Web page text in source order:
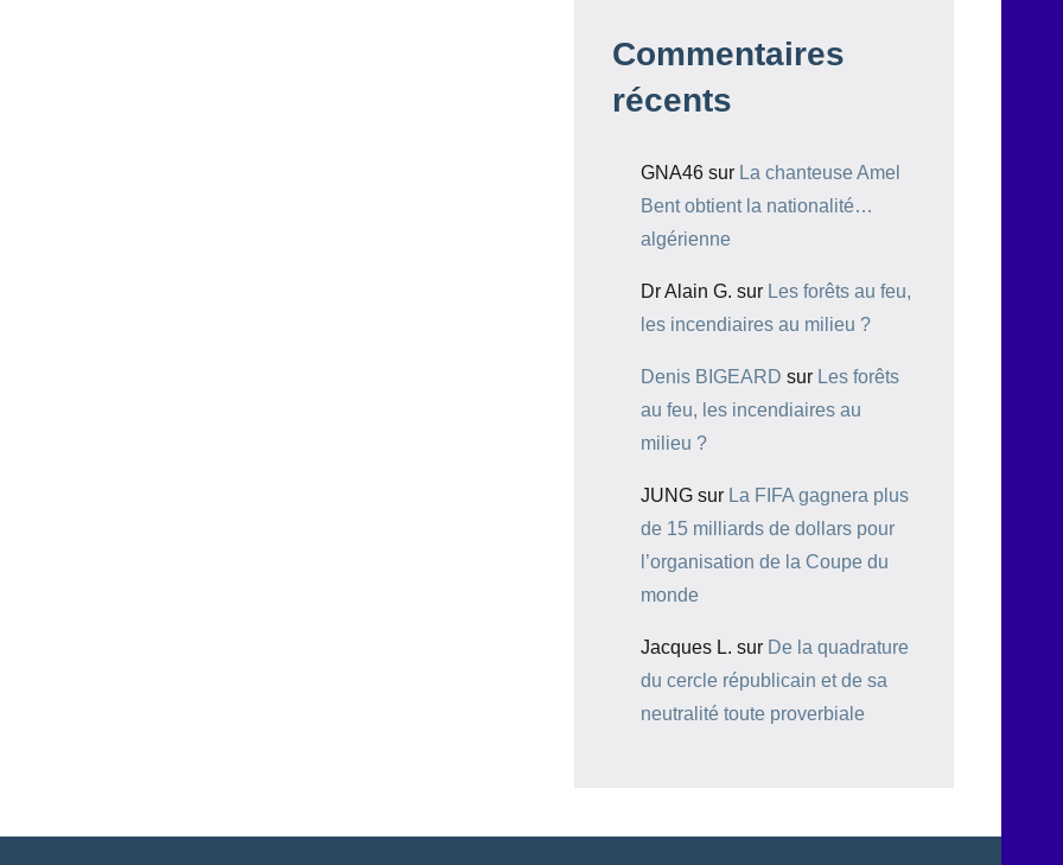
Commentaires
récents
GNA46 sur La chanteuse Amel
Bent obtient la nationalité…
algérienne
Dr Alain G. sur Les forêts au feu,
les incendiaires au milieu ?
Denis BIGEARD sur Les forêts
au feu, les incendiaires au
milieu ?
JUNG sur La FIFA gagnera plus
de 15 milliards de dollars pour
l’organisation de la Coupe du
monde
Jacques L. sur De la quadrature
du cercle républicain et de sa
neutralité toute proverbiale